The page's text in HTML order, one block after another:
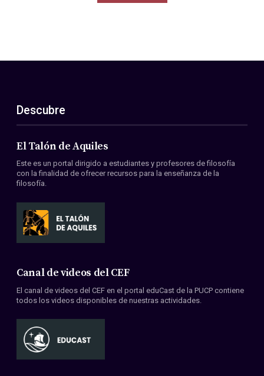
Descubre
El Talón de Aquiles
Este es un portal dirigido a estudiantes y profesores de filosofía
con la finalidad de ofrecer recursos para la enseñanza de la
filosofía.
Canal de videos del CEF
El canal de videos del CEF en el portal eduCast de la PUCP contiene
todos los videos disponibles de nuestras actividades.